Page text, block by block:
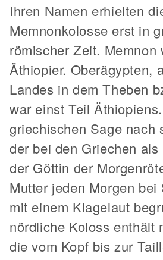
Ihren Namen erhielten
Memnonkolosse erst in
römischer Zeit. Memnon
Äthiopier. Oberägypten,
Landes in dem Theben
war einst Teil
griechischen Sage nach
der bei den Griechen
der Göttin der
Mutter jeden Morgen bei
mit einem Klagelaut
nördliche Koloss enthält
die vom Kopf bis zur